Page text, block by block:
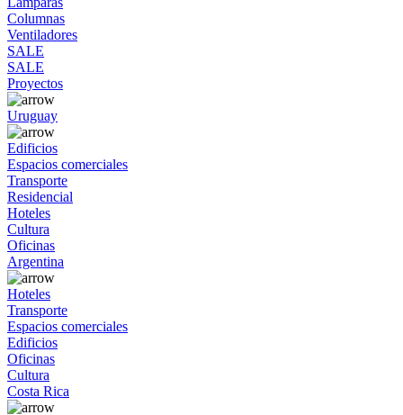
Columnas
Ventiladores
SALE
SALE
Proyectos
Uruguay
Edificios
Espacios comerciales
Transporte
Residencial
Hoteles
Cultura
Oficinas
Argentina
Hoteles
Transporte
Espacios comerciales
Edificios
Oficinas
Cultura
Costa Rica